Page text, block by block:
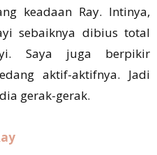
keadaan Ray. Intinya,
sebaiknya dibius total
Saya juga berpikir
aktif-aktifnya. Jadi
gerak-gerak.